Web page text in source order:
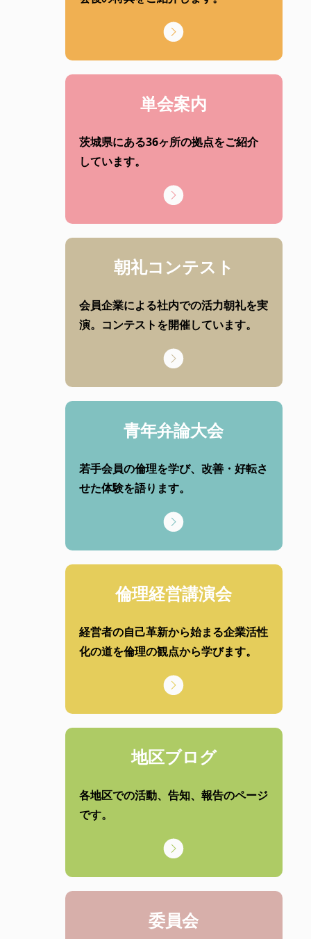
単会案内
茨城県にある36ヶ所の拠点をご紹介
しています。
朝礼コンテスト
会員企業による社内での活力朝礼を実
演。コンテストを開催しています。
青年弁論大会
若手会員の倫理を学び、改善・好転さ
せた体験を語ります。
倫理経営講演会
経営者の自己革新から始まる企業活性
化の道を倫理の観点から学びます。
地区ブログ
各地区での活動、告知、報告のページ
です。
委員会